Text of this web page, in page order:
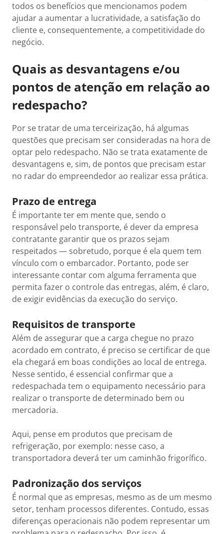
todos os benefícios que mencionamos podem
ajudar a aumentar a lucratividade, a satisfação do
cliente e, consequentemente, a competitividade do
negócio.
Quais as desvantagens e/ou
pontos de atenção em relação ao
redespacho?
Por se tratar de uma terceirização, há algumas
questões que precisam ser consideradas na hora de
optar pelo redespacho. Não se trata exatamente de
desvantagens e, sim, de pontos que precisam estar
no radar do empreendedor ao realizar essa prática.
Prazo de entrega
É importante ter em mente que, sendo o
responsável pelo transporte, é dever da empresa
contratante garantir que os prazos sejam
respeitados — sobretudo, porque é ela quem tem
vínculo com o embarcador. Portanto, pode ser
interessante contar com alguma ferramenta que
permita fazer o controle das entregas, além, é claro,
de exigir evidências da execução do serviço.
Requisitos de transporte
Além de assegurar que a carga chegue no prazo
acordado em contrato, é preciso se certificar de que
ela chegará em boas condições ao local de entrega.
Nesse sentido, é essencial confirmar que a
redespachada tem o equipamento necessário para
realizar o transporte de determinado bem ou
mercadoria.
Aqui, pense em produtos que precisam de
refrigeração, por exemplo: nesse caso, a
transportadora deverá ter um caminhão frigorífico.
Padronização dos serviços
É normal que as empresas, mesmo as de um mesmo
setor, tenham processos diferentes. Contudo, essas
diferenças operacionais não podem representar um